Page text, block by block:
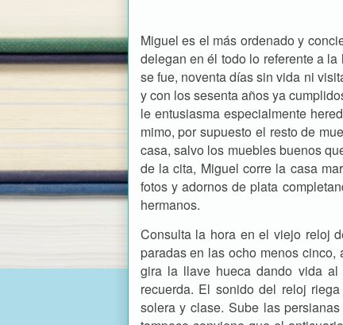
Miguel es el más ordenado y
delegan en él todo lo referente a
se fue, noventa días sin vida ni
y con los sesenta años ya
le entusiasma especialmente
mimo, por supuesto el resto de
casa, salvo los muebles buenos
de la cita, Miguel corre la casa
fotos y adornos de plata
hermanos.
Consulta la hora en el viejo reloj
paradas en las ocho menos
gira la llave hueca dando vida
recuerda. El sonido del reloj
solera y clase. Sube las